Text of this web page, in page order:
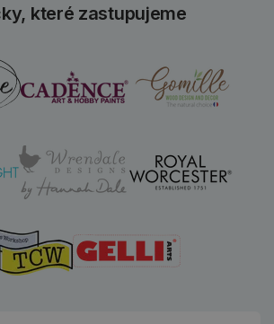
které zastupujeme